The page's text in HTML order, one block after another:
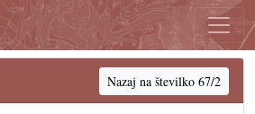
Nazaj na številko 67/2